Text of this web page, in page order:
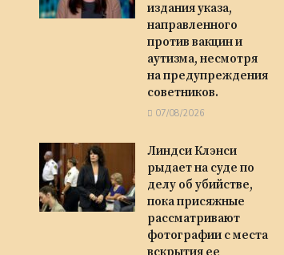
издания указа,
направленного
против вакцин и
аутизма, несмотря
на предупреждения
советников.
07/08/2026
Линдси Клэнси
рыдает на суде по
делу об убийстве,
пока присяжные
рассматривают
фотографии с места